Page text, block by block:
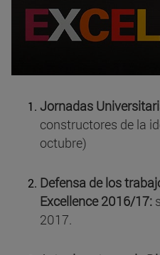
Jornadas
constructores de la
octubre)
Defensa de los
Excellence 2016/17:
2017.